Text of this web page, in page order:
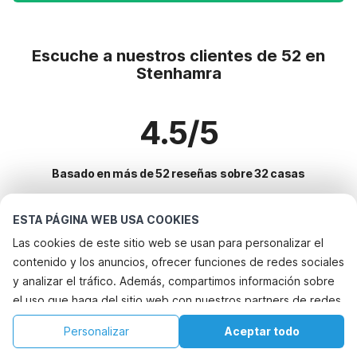
ESTA PÁGINA WEB USA COOKIES
Las cookies de este sitio web se usan para personalizar el
contenido y los anuncios, ofrecer funciones de redes sociales
y analizar el tráfico. Además, compartimos información sobre
el uso que haga del sitio web con nuestros partners de redes
sociales, publicidad y análisis web, quienes pueden
combinarla con otra información que les haya proporcionado
Aceptar todo
Personalizar
Escuche a nuestros clientes de 52 en
Stenhamra
4.5/5
Basado en más de 52 reseñas sobre 32 casas
Destinos más populares para vacaciones
Ciudades con los mejores servicios para vacaciones
Casa de vacaciones junto al mar bergshamra
Casa de vacaciones junto al mar estocolmo
Casa de vacaciones junto al mar stockholm
Servicios populares para vacaciones en Stenhamra
Casa de vacaciones junto al mar
Casa de vacaciones junto al lago
Ciudades populares para vacaciones en Uppland
Inicio Lista de deseos Reservas Cuenta